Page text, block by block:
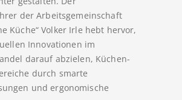
der Arbeitsgemeinschaft
Küche“ Volker Irle hebt hervor,
Innovationen im
darauf abzielen, Küchen-
durch smarte
und ergonomische